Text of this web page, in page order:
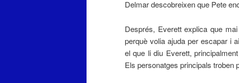
Delmar descobreixen que Pete
Després, Everett explica que
perquè volia ajuda per escapar i
el que li diu Everett,
Els personatges principals troben